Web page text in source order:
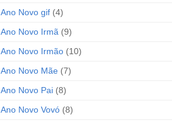
Ano Novo gif (4)
Ano Novo Irmã (9)
Ano Novo Irmão (10)
Ano Novo Mãe (7)
Ano Novo Pai (8)
Ano Novo Vovó (8)